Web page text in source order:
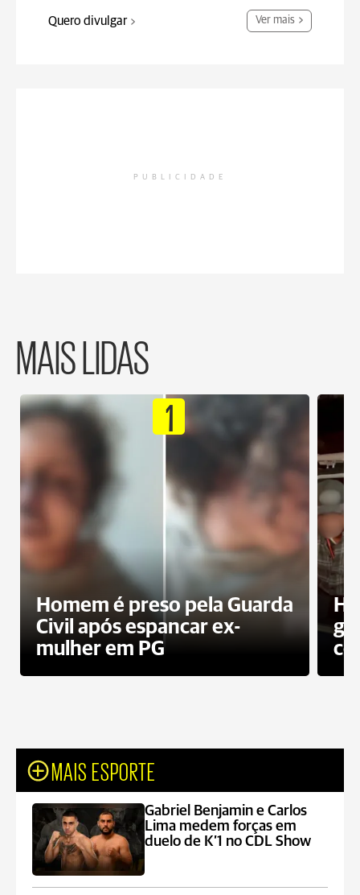
Quero divulgar Ver mais
PUBLICIDADE
MAIS LIDAS
1
Homem é preso pela Guarda
Civil após espancar ex-
mulher em PG
MAIS ESPORTE
Gabriel Benjamin e Carlos
Lima medem forças em
duelo de K’1 no CDL Show